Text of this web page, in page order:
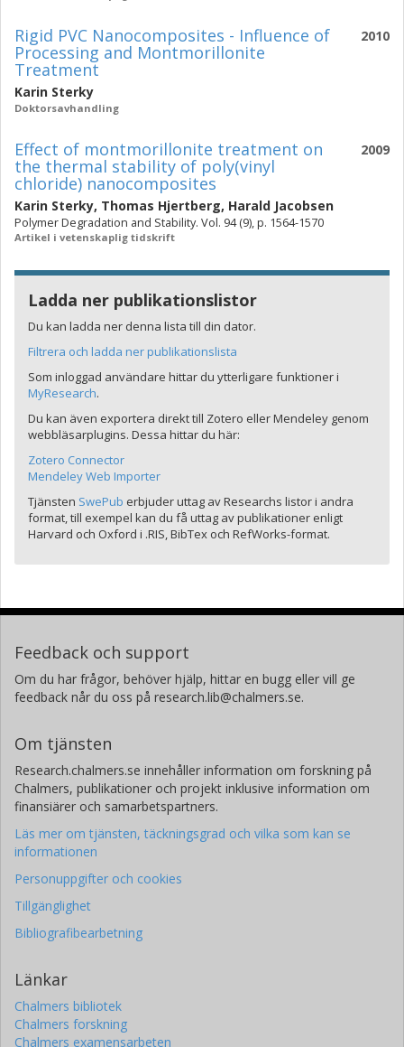
2010
Rigid PVC Nanocomposites - Influence of
Processing and Montmorillonite
Treatment
Karin Sterky
Doktorsavhandling
2009
Effect of montmorillonite treatment on
the thermal stability of poly(vinyl
chloride) nanocomposites
Karin Sterky, Thomas Hjertberg, Harald Jacobsen
Polymer Degradation and Stability. Vol. 94 (9), p. 1564-1570
Artikel i vetenskaplig tidskrift
Ladda ner publikationslistor
Du kan ladda ner denna lista till din dator.
Filtrera och ladda ner publikationslista
Som inloggad användare hittar du ytterligare funktioner i
MyResearch.
Du kan även exportera direkt till Zotero eller Mendeley genom
webbläsarplugins. Dessa hittar du här:
Zotero Connector
Mendeley Web Importer
Tjänsten SwePub erbjuder uttag av Researchs listor i andra
format, till exempel kan du få uttag av publikationer enligt
Harvard och Oxford i .RIS, BibTex och RefWorks-format.
Feedback och support
Om du har frågor, behöver hjälp, hittar en bugg eller vill ge
feedback når du oss på research.lib@chalmers.se.
Om tjänsten
Research.chalmers.se innehåller information om forskning på
Chalmers, publikationer och projekt inklusive information om
finansiärer och samarbetspartners.
Läs mer om tjänsten, täckningsgrad och vilka som kan se
informationen
Personuppgifter och cookies
Tillgänglighet
Bibliografibearbetning
Länkar
Chalmers bibliotek
Chalmers forskning
Chalmers examensarbeten